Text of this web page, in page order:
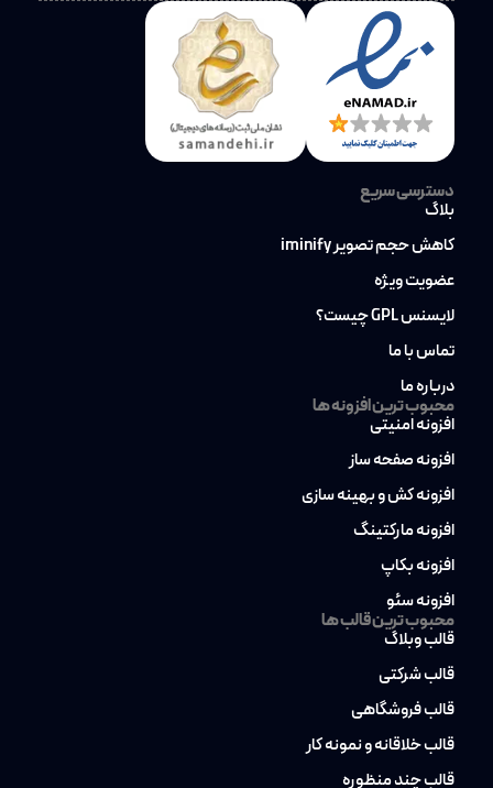
دسترسی سریع
بلاگ
کاهش حجم تصویر iminify
عضویت ویژه
لایسنس GPL چیست؟
تماس با ما
درباره ما
محبوب ترین افزونه ها
افزونه امنیتی
افزونه صفحه ساز
افزونه کش و بهینه سازی
افزونه مارکتینگ
افزونه بکاپ
افزونه سئو
محبوب ترین قالب ها
قالب وبلاگ
قالب شرکتی
قالب فروشگاهی
قالب خلاقانه و نمونه کار
قالب چند منظوره